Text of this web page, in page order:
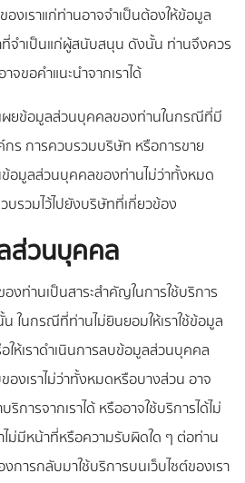
องเราแก่ท่านอาจจำเป็นต้องให้ข้อมูล
จำเป็นแก่ผู้สนับสนุน ดังนั้น ท่านจึงควร
จขอคำแนะนำจากเราได้
ผยข้อมูลส่วนบุคคลของท่านในกรณีที่มี
กร การควบรวมบริษัท หรือการขาย
ข้อมูลส่วนบุคคลของท่านไม่ว่าทั้งหมด
บรวมไว้ไปยังบริษัทที่เกี่ยวข้อง
ส่วนบุคคล
ท่านเป็นสาระสำคัญในการใช้บริการ
ในกรณีที่ท่านไม่ยินยอมให้เราใช้ข้อมูล
ห้เราดำเนินการลบข้อมูลส่วนบุคคล
งเราไม่ว่าทั้งหมดหรือบางส่วน อาจ
ริการจากเราได้ หรืออาจใช้บริการได้ไม่
ไม่มีหน้าที่หรือความรับผิดใด ๆ ต่อท่าน
ารกลับมาใช้บริการบนเว็บไซต์ของเรา